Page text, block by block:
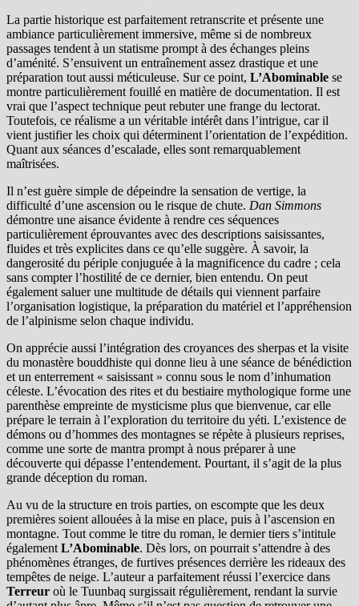
La partie historique est parfaitement retranscrite et présente une
ambiance particulièrement immersive, même si de nombreux
passages tendent à un statisme prompt à des échanges pleins
d’aménité. S’ensuivent un entraînement assez drastique et une
préparation tout aussi méticuleuse. Sur ce point, L’Abominable se
montre particulièrement fouillé en matière de documentation. Il est
vrai que l’aspect technique peut rebuter une frange du lectorat.
Toutefois, ce réalisme a un véritable intérêt dans l’intrigue, car il
vient justifier les choix qui déterminent l’orientation de l’expédition.
Quant aux séances d’escalade, elles sont remarquablement
maîtrisées.
Il n’est guère simple de dépeindre la sensation de vertige, la
difficulté d’une ascension ou le risque de chute. Dan Simmons
démontre une aisance évidente à rendre ces séquences
particulièrement éprouvantes avec des descriptions saisissantes,
fluides et très explicites dans ce qu’elle suggère. À savoir, la
dangerosité du périple conjuguée à la magnificence du cadre ; cela
sans compter l’hostilité de ce dernier, bien entendu. On peut
également saluer une multitude de détails qui viennent parfaire
l’organisation logistique, la préparation du matériel et l’appréhension
de l’alpinisme selon chaque individu.
On apprécie aussi l’intégration des croyances des sherpas et la visite
du monastère bouddhiste qui donne lieu à une séance de bénédiction
et un enterrement « saisissant » connu sous le nom d’inhumation
céleste. L’évocation des rites et du bestiaire mythologique forme une
parenthèse empreinte de mysticisme plus que bienvenue, car elle
prépare le terrain à l’exploration du territoire du yéti. L’existence de
démons ou d’hommes des montagnes se répète à plusieurs reprises,
comme une sorte de mantra prompt à nous préparer à une
découverte qui dépasse l’entendement. Pourtant, il s’agit de la plus
grande déception du roman.
Au vu de la structure en trois parties, on escompte que les deux
premières soient allouées à la mise en place, puis à l’ascension en
montagne. Tout comme le titre du roman, le dernier tiers s’intitule
également L’Abominable. Dès lors, on pourrait s’attendre à des
phénomènes étranges, de furtives présences derrière les rideaux des
tempêtes de neige. L’auteur a parfaitement réussi l’exercice dans
Terreur où le Tuunbaq surgissait régulièrement, rendant la survie